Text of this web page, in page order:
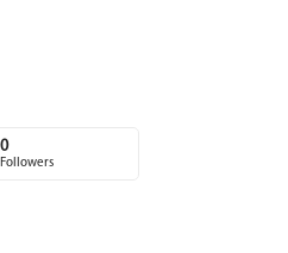
0
Followers